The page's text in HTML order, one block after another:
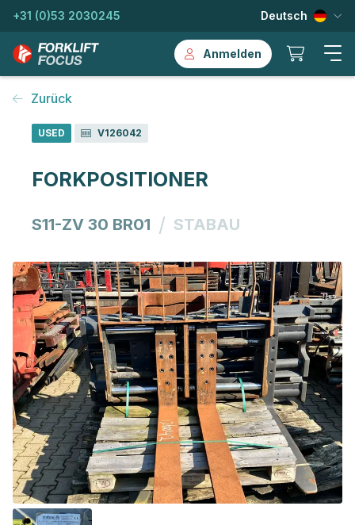
+31 (0)53 2030245 Deutsch
Anmelden
Zurück
USED V126042
FORKPOSITIONER
S11-ZV 30 BR01 / STABAU